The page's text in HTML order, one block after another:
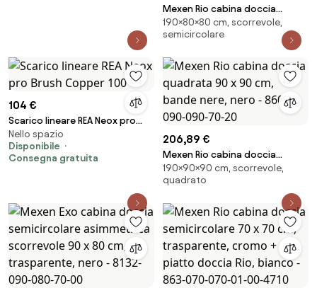
Mexen Rio cabina doccia
semicircolare 80 x 80 cm,
trasparente, nera + piatto
doccia Flat, nero - 863-080-
080-70-00-4170B
190×80×80 cm, scorrevole,
semicircolare
104 €
Scarico lineare REA Neox pro
Brush Copper 100
Nello spazio
Disponibile
Consegna gratuita
206,89 €
Mexen Rio cabina doccia
quadrata 90 x 90 cm, bande
nere, nero - 860-090-090-70-
190×90×90 cm, scorrevole,
quadrato